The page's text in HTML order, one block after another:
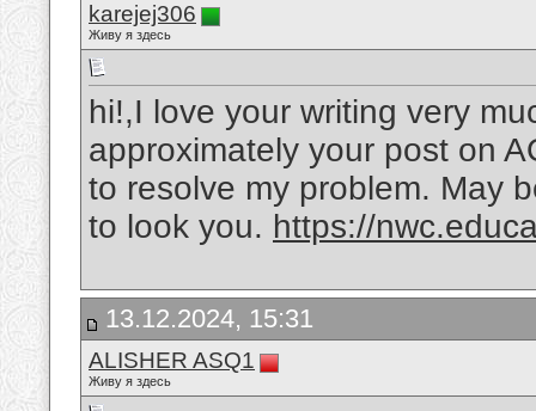
karejej306
Живу я здесь
hi!,I love your writing very
approximately your post on
to resolve my problem. May
to look you. https://
13.12.2024, 15:31
ALISHER ASQ1
Живу я здесь